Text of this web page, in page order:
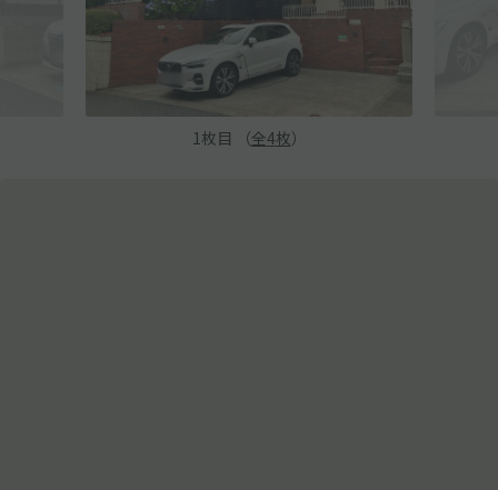
1 枚目 （全4枚）